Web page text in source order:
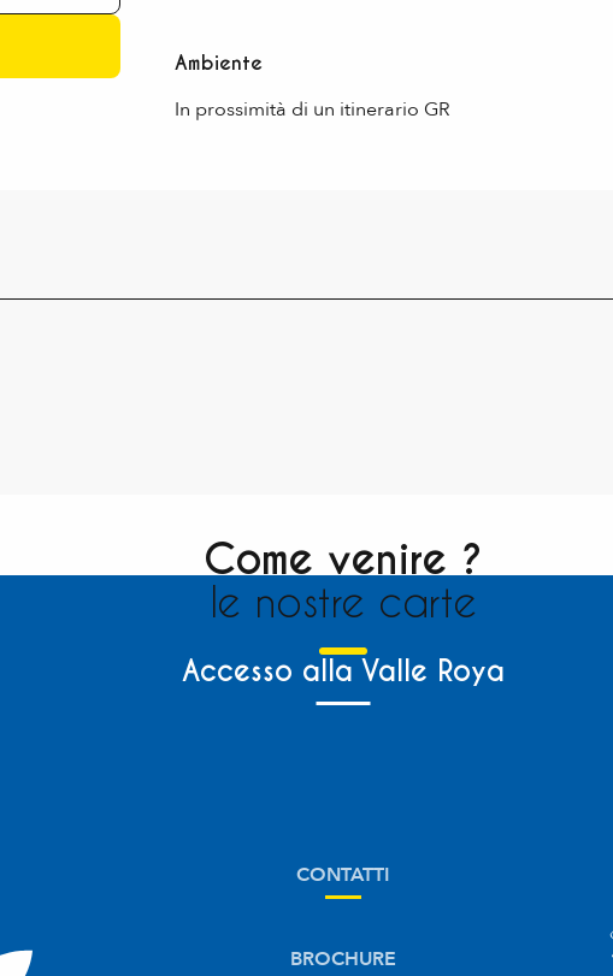
Ambiente
Ambiente
In prossimità di un itinerario GR
Come venire ?
le nostre carte
Accesso alla Valle Roya
CONTATTI
BROCHURE